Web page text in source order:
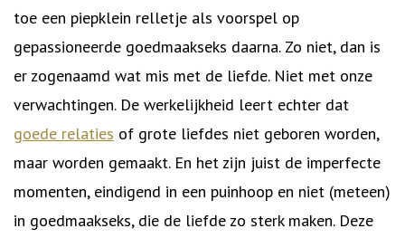
toe een piepklein relletje als voorspel op
gepassioneerde goedmaakseks daarna. Zo niet, dan is
er zogenaamd wat mis met de liefde. Niet met onze
verwachtingen. De werkelijkheid leert echter dat
goede relaties of grote liefdes niet geboren worden,
maar worden gemaakt. En het zijn juist de imperfecte
momenten, eindigend in een puinhoop en niet (meteen)
in goedmaakseks, die de liefde zo sterk maken. Deze